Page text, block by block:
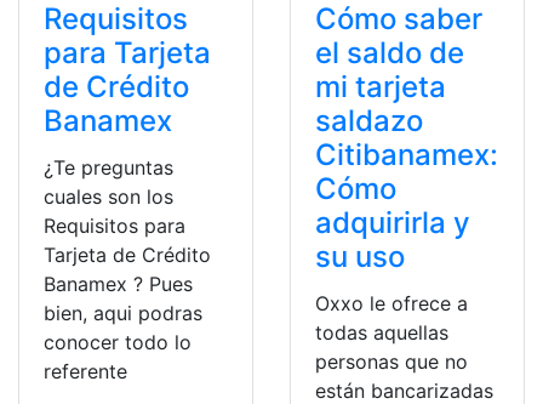
Requisitos
para Tarjeta
de Crédito
Banamex
¿Te preguntas
cuales son los
Requisitos para
Tarjeta de Crédito
Banamex ? Pues
bien, aqui podras
conocer todo lo
referente
Cómo saber
el saldo de
mi tarjeta
saldazo
Citibanamex:
Cómo
adquirirla y
su uso
Oxxo le ofrece a
todas aquellas
personas que no
están bancarizadas